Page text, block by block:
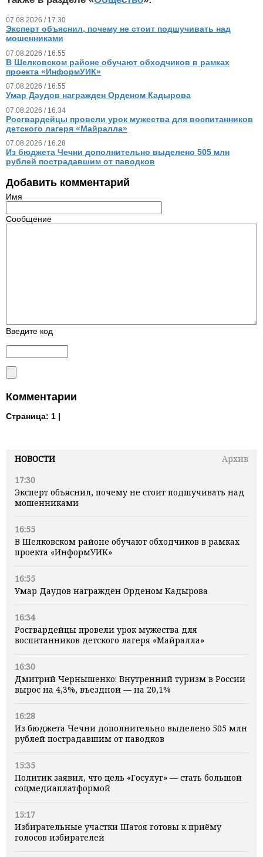
НОВОСТИ
Архив
17:30
Эксперт объяснил, почему не стоит подшучивать над
мошенниками
16:55
В Шелковском районе обучают обходчиков в рамках
проекта «ИнформУИК»
16:55
Умар Даудов награжден Орденом Кадырова
16:34
Росгвардейцы провели урок мужества для
воспитанников детского лагеря «Майралла»
16:30
Дмитрий Чернышенко: Внутренний туризм в России
вырос на 4,3%, въездной — на 20,1%
16:28
Из бюджета Чечни дополнительно выделено 505 млн
рублей пострадавшим от паводков
15:35
Политик заявил, что цель «Госулуг» — стать большой
соцмедиаплатформой
15:17
Избирательные участки Шатоя готовы к приёму
голосов избирателей
07.08.2026 / 17.30
Эксперт объяснил, почему не стоит подшучивать над
мошенниками
07.08.2026 / 16.55
В Шелковском районе обучают обходчиков в рамках
проекта «ИнформУИК»
07.08.2026 / 16.55
Умар Даудов награжден Орденом Кадырова
07.08.2026 / 16.34
Росгвардейцы провели урок мужества для воспитанников
детского лагеря «Майралла»
07.08.2026 / 16.28
Из бюджета Чечни дополнительно выделено 505 млн
рублей пострадавшим от паводков
Добавить комментарий
Имя
Сообщение
Введите код
Комментарии
Страница: 1 |